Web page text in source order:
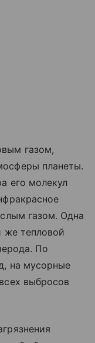
газом,
планеты.
его молекул
газом. Одна
же тепловой
По
на мусорные
выбросов